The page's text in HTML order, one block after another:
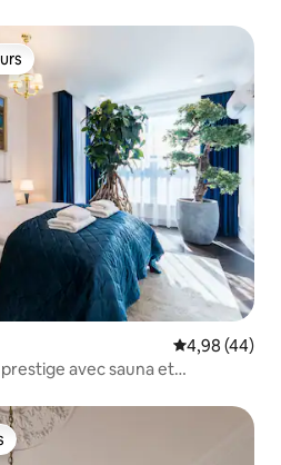
les plus appréciés
Évaluation
4,98 (44)
avec sauna et